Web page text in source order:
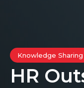
Knowledge Sharing
HR